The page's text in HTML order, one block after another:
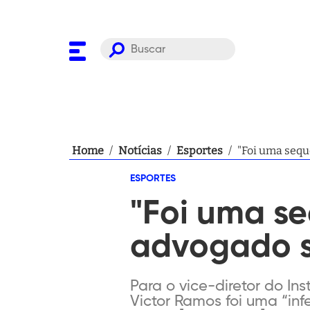
Home / Notícias / Esportes / "Foi uma
ESPORTES
"Foi uma
advogado
Para o vice-diretor do
Victor Ramos foi uma